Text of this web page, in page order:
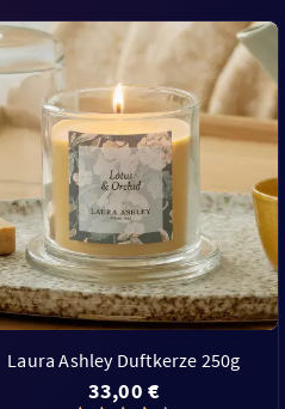
Laura Ashley Duftkerze 250g
33,00 €